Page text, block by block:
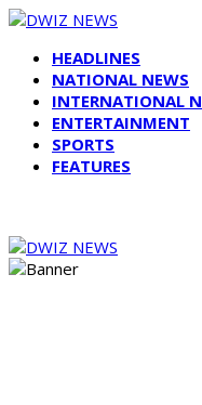
HEADLINES
NATIONAL NEWS
INTERNATIONAL
ENTERTAINMENT
SPORTS
FEATURES